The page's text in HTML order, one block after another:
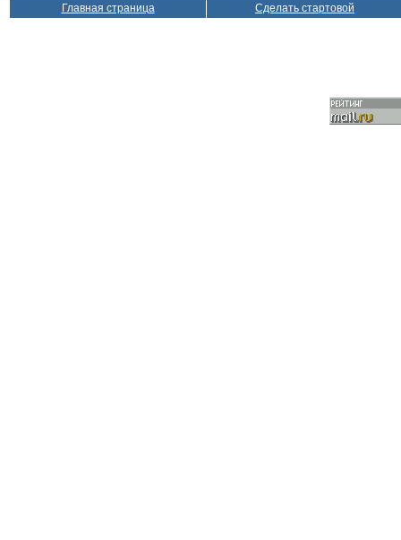
Главная страница Сделать стартовой